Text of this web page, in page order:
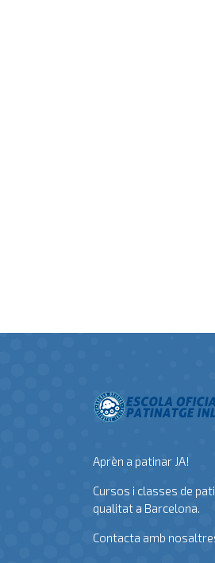
Aprèn a patinar JA!
Cursos i classes de
qualitat a Barcelona.
Contacta amb